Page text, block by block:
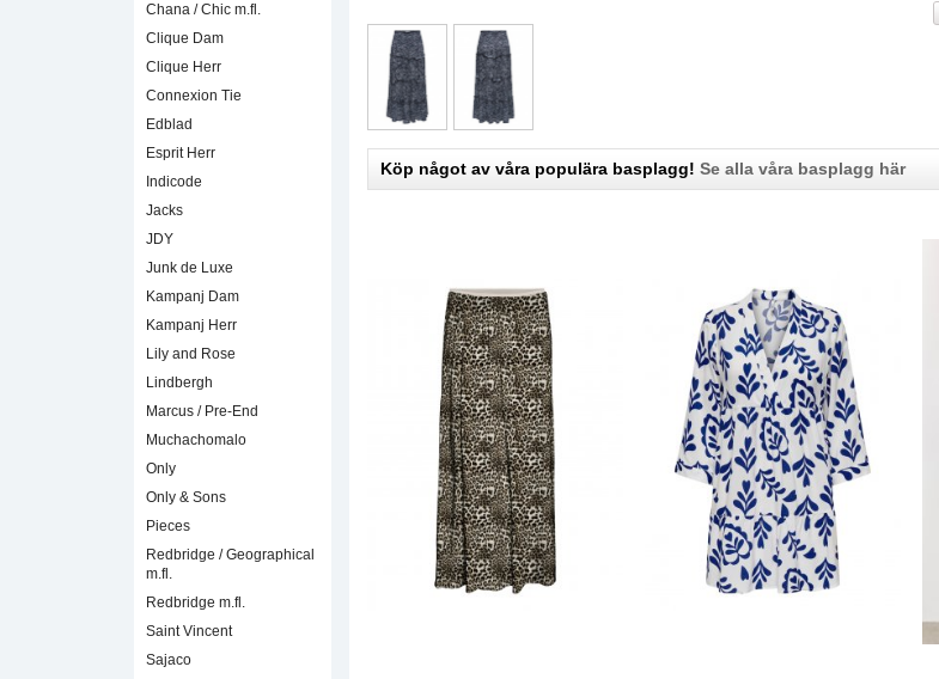
Chana / Chic m.fl.
Clique Dam
Clique Herr
Connexion Tie
Edblad
Esprit Herr
Indicode
Jacks
JDY
Junk de Luxe
Kampanj Dam
Kampanj Herr
Lily and Rose
Lindbergh
Marcus / Pre-End
Muchachomalo
Only
Only & Sons
Pieces
Redbridge / Geographical
m.fl.
Redbridge m.fl.
Saint Vincent
Sajaco
Köp något av våra populära basplagg! Se alla våra basplagg här